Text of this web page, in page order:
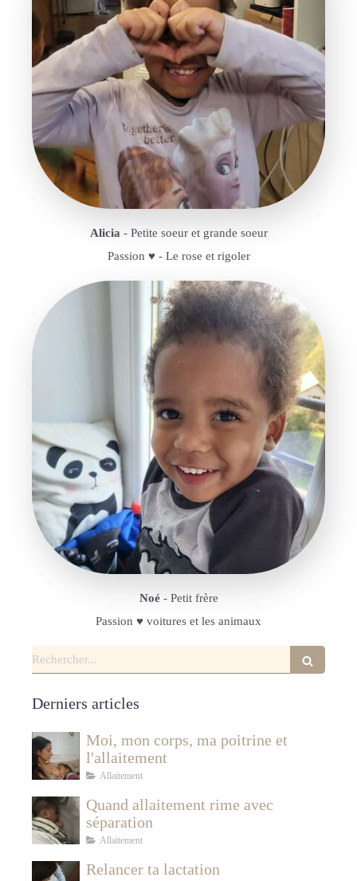
Alicia- Petite soeur et grande soeur
Passion ♥️ - Le rose et rigoler
Noé- Petit frère
Passion ♥️ voitures et les animaux
Rechercher
Derniers articles
Moi, mon corps, ma poitrine et
l'allaitement
Allaitement
Quand allaitement rime avec
séparation
Allaitement
Relancer ta lactation